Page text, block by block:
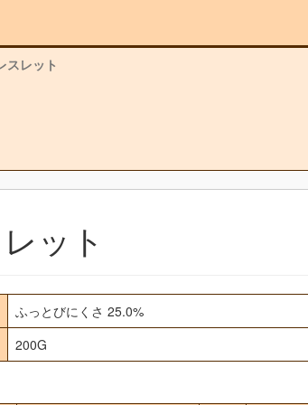
スレット
ット
ふっとびにくさ 25.0%
200G